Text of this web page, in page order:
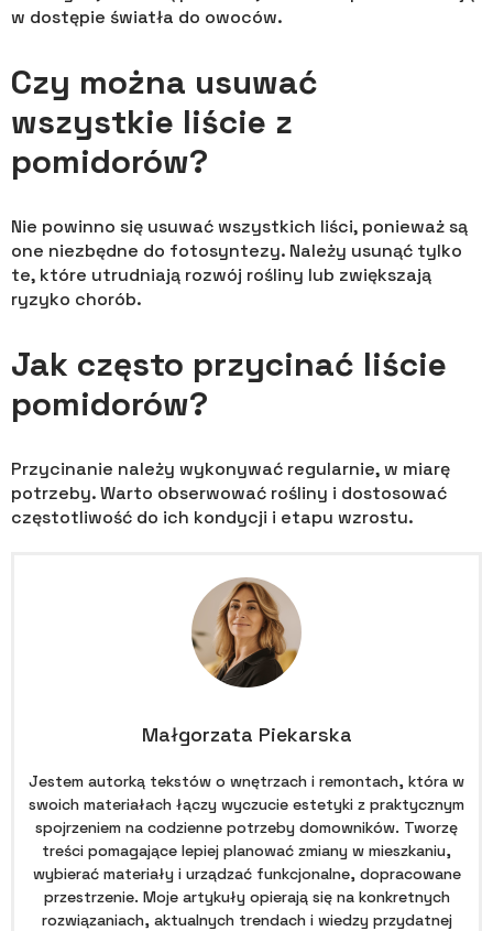
w dostępie światła do owoców.
Czy można usuwać
wszystkie liście z
pomidorów?
Nie powinno się usuwać wszystkich liści, ponieważ są
one niezbędne do fotosyntezy. Należy usunąć tylko
te, które utrudniają rozwój rośliny lub zwiększają
ryzyko chorób.
Jak często przycinać liście
pomidorów?
Przycinanie należy wykonywać regularnie, w miarę
potrzeby. Warto obserwować rośliny i dostosować
częstotliwość do ich kondycji i etapu wzrostu.
Małgorzata Piekarska
Jestem autorką tekstów o wnętrzach i remontach, która w
swoich materiałach łączy wyczucie estetyki z praktycznym
spojrzeniem na codzienne potrzeby domowników. Tworzę
treści pomagające lepiej planować zmiany w mieszkaniu,
wybierać materiały i urządzać funkcjonalne, dopracowane
przestrzenie. Moje artykuły opierają się na konkretnych
rozwiązaniach, aktualnych trendach i wiedzy przydatnej